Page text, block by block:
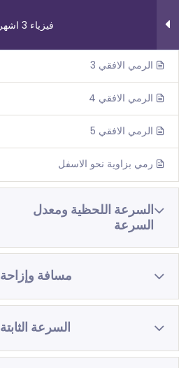
فيزياء 3 اشهر
الرمي الافقي 3
الرمي الافقي 4
الرمي الافقي 5
رمي بزاوية نحو الاسفل
السرعة اللحظية ومعدل
السرعة
مسافة وإزاحة
السرعة الثابتة
روابط مهمة
من نحن
اتصل بنا
_תנאי שימוש עברית
شروط الاستخدام
دوراتنا
رياضيات 5 وحدات 3 اشهر
رياضيات 4 وحدات 3 اشهر
فيزياء 3 اشهر